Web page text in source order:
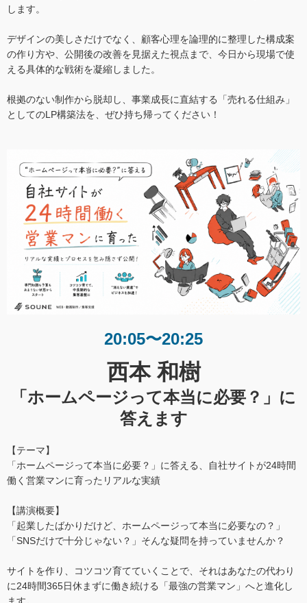
します。
デザインの美しさだけでなく、顧客心理を論理的に整理した構成案
の作り方や、公開後の改善を見据えた視点まで、今日から現場で使
える具体的な戦術を凝縮しました。
根拠のない制作から脱却し、事業成長に直結する「売れる仕組み」
としてのLP構築法を、ぜひ持ち帰ってください！
20:05〜20:25
西本 和樹
「ホームページって本当に必要？」に
答えます
【テーマ】
「ホームページって本当に必要？」に答える、自社サイトが24時間
働く営業マンに育ったリアルな実績
【講演概要】
「起業したばかりだけど、ホームページって本当に必要なの？」
「SNSだけで十分じゃない？」そんな疑問を持っていませんか？
サイトを作り、コツコツ育てていくことで、それはあなたの代わり
に24時間365日休まずに働き続ける「最強の営業マン」へと進化し
ます。